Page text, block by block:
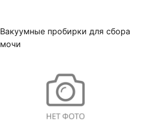
Вакуумные пробирки для сбора
мочи